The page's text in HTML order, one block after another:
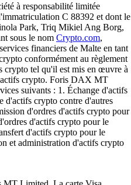
à responsabilité limitée
C 88392 et dont le
Park, Triq Mikiel Ang Borg,
sous le nom Crypto.com,
financiers de Malte en tant
conformément au règlement
crypto tel qu'il est mis en œuvre à
actifs crypto. Foris DAX MT
suivants : 1. Échange d'actifs
d'actifs crypto contre d'autres
d'ordres d'actifs crypto pour
d'actifs crypto pour le
d'actifs crypto pour le
et administration d'actifs crypto